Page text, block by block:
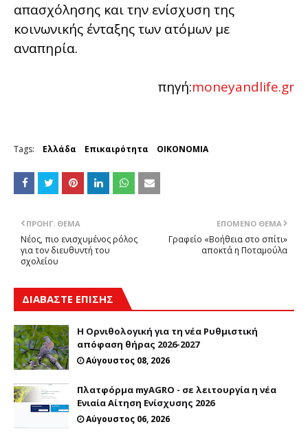
απασχόλησης και την ενίσχυση της
κοινωνικής ένταξης των ατόμων με
αναπηρία.
πηγή:moneyandlife.gr
Tags: Ελλάδα Επικαιρότητα ΟΙΚΟΝΟΜΙΑ
ΕΠΌΜΕΝΟ ΘΈΜΑ
Γραφείο «Βοήθεια στο σπίτι»
αποκτά η Ποταμούλα
ΠΡΟΗΓ. ΘΈΜΑ
Nέος, πιο ενισχυμένος ρόλος
για τον διευθυντή του
σχολείου
ΔΙΑΒΑΣΤΕ ΕΠΙΣΗΣ
Η Ορνιθολογική για τη νέα Ρυθμιστική
απόφαση θήρας 2026-2027
Αύγουστος 08, 2026
Πλατφόρμα myAGRO - σε λειτουργία η νέα
Ενιαία Αίτηση Ενίσχυσης 2026
Αύγουστος 06, 2026